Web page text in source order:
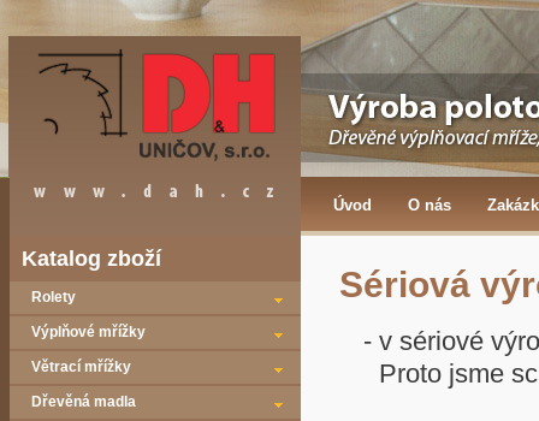
Úvod O nás
Katalog zboží
Rolety
Výplňové mřížky
Větrací mřížky
Dřevěná madla
Sériová
- v sériové
Proto jsme